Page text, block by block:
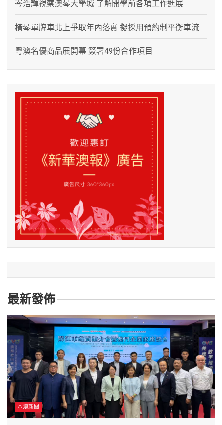
岑浩輝視察澳琴大學城 了解開學前各項工作進展
橫琴單牌車北上爭取年內落實 擬採用預約制平衡車流
粵澳名優商品展開幕 簽署49份合作項目
最新發佈
本澳新聞